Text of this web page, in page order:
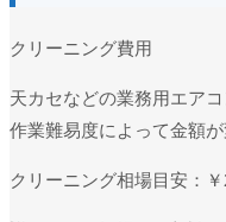
クリーニング費用
天カセなどの業務用エア
作業難易度によって金額が
クリーニング相場目安：